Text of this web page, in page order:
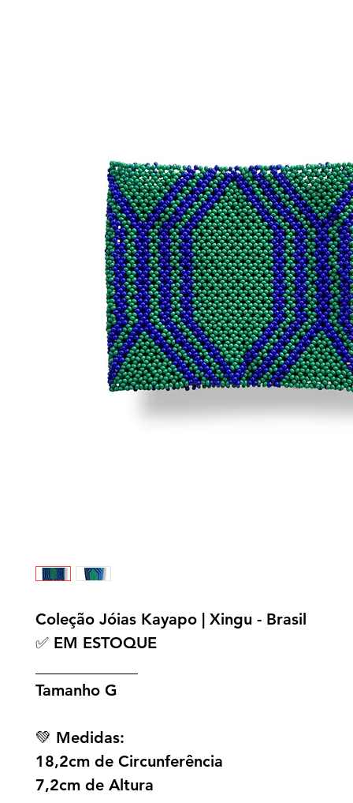
Coleção Jóias Kayapo | Xingu - Brasil
✅ EM ESTOQUE
Tamanho G
💚 Medidas:
18,2cm de Circunferência
7,2cm de Altura